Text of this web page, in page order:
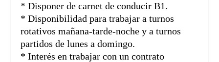
* Disponer de carnet de conducir B1.
* Disponibilidad para trabajar a turnos
rotativos mañana-tarde-noche y a turnos
partidos de lunes a domingo.
* Interés en trabajar con un contrato